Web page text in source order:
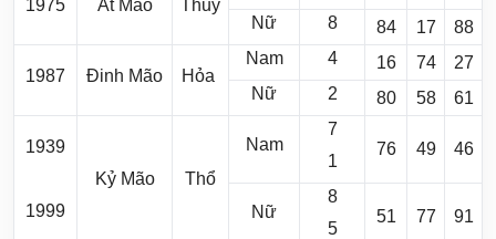
1975 Ất Mão Thủy
Nữ
8 84 17 88
1987 Đinh Mão Hỏa
Nam 4 16 74
27
Nữ
2 80 58 61
1939
1999
Kỷ Mão Thổ
Nam
7
1
76 49 46
Nữ
8
5
51 77 91